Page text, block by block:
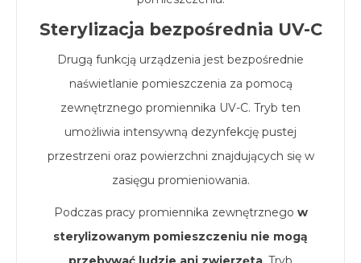
Sterylizacja bezpośrednia UV-C
Drugą funkcją urządzenia jest bezpośrednie
naświetlanie pomieszczenia za pomocą
zewnętrznego promiennika UV-C. Tryb ten
umożliwia intensywną dezynfekcję pustej
przestrzeni oraz powierzchni znajdujących się w
zasięgu promieniowania.
Podczas pracy promiennika zewnętrznego w
sterylizowanym pomieszczeniu nie mogą